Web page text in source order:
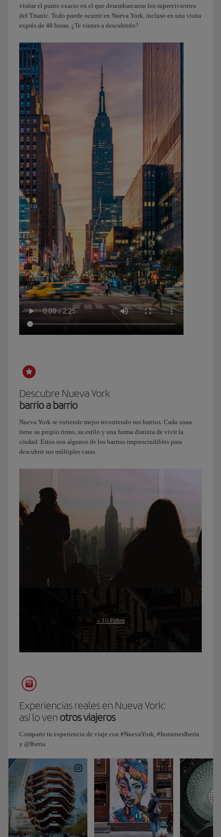
visitar el punto exacto en el que desembarcaron los supervivientes
del Titanic. Todo puede ocurrir en Nueva York, incluso en una visita
exprés de 48 horas. ¿Te vienes a descubrirlo?
Patricia,
TCP
Iberia
desde
hace
25
años.
Hoy
a
mis
destinos
favoritos,
ciudad
incombustible
¿me
acompañas?
Ya
hemos
llegado
a
Manhattan.
muy
cerquita
de
nuestro
hotel
y
de
Descubre Nueva York
barrio a barrio
Nueva York se entiende mejor recorriendo sus barrios. Cada zona
tiene su propio ritmo, su estilo y una forma distinta de vivir la
ciudad. Estos son algunos de los barrios imprescindibles para
descubrir sus múltiples caras.
Experiencias reales en Nueva York:
así lo ven otros viajeros
Comparte tu experiencia de viaje con #NuevaYork, #InstantesIberia
y @Iberia